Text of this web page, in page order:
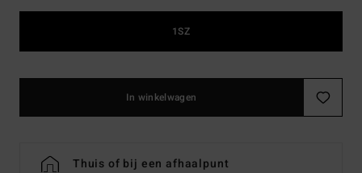
1SZ
In winkelwagen
Thuis of bij een afhaalpunt